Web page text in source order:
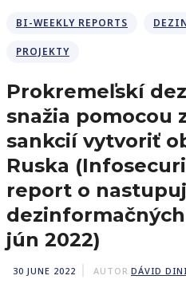
BI-WEEKLY REPORTS
PROJEKTY
Prokremeľskí
snažia pomocou
sankcií vytvoriť
Ruska
report o
jún 2022)
30 JUNE 2022 AUTOR DÁVID